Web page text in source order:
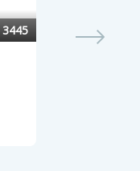
3445